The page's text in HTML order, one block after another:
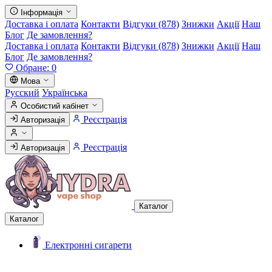
Інформація
Доставка і оплата Контакти Відгуки (878) Знижки Акції Наш
Блог Де замовлення?
Доставка і оплата Контакти Відгуки (878) Знижки Акції Наш
Блог Де замовлення?
Обране: 0
Мова
Русский Українська
Особистий кабінет
Авторизація
Реєстрація
Авторизація Реєстрація
Каталог
Каталог
Електронні сигарети